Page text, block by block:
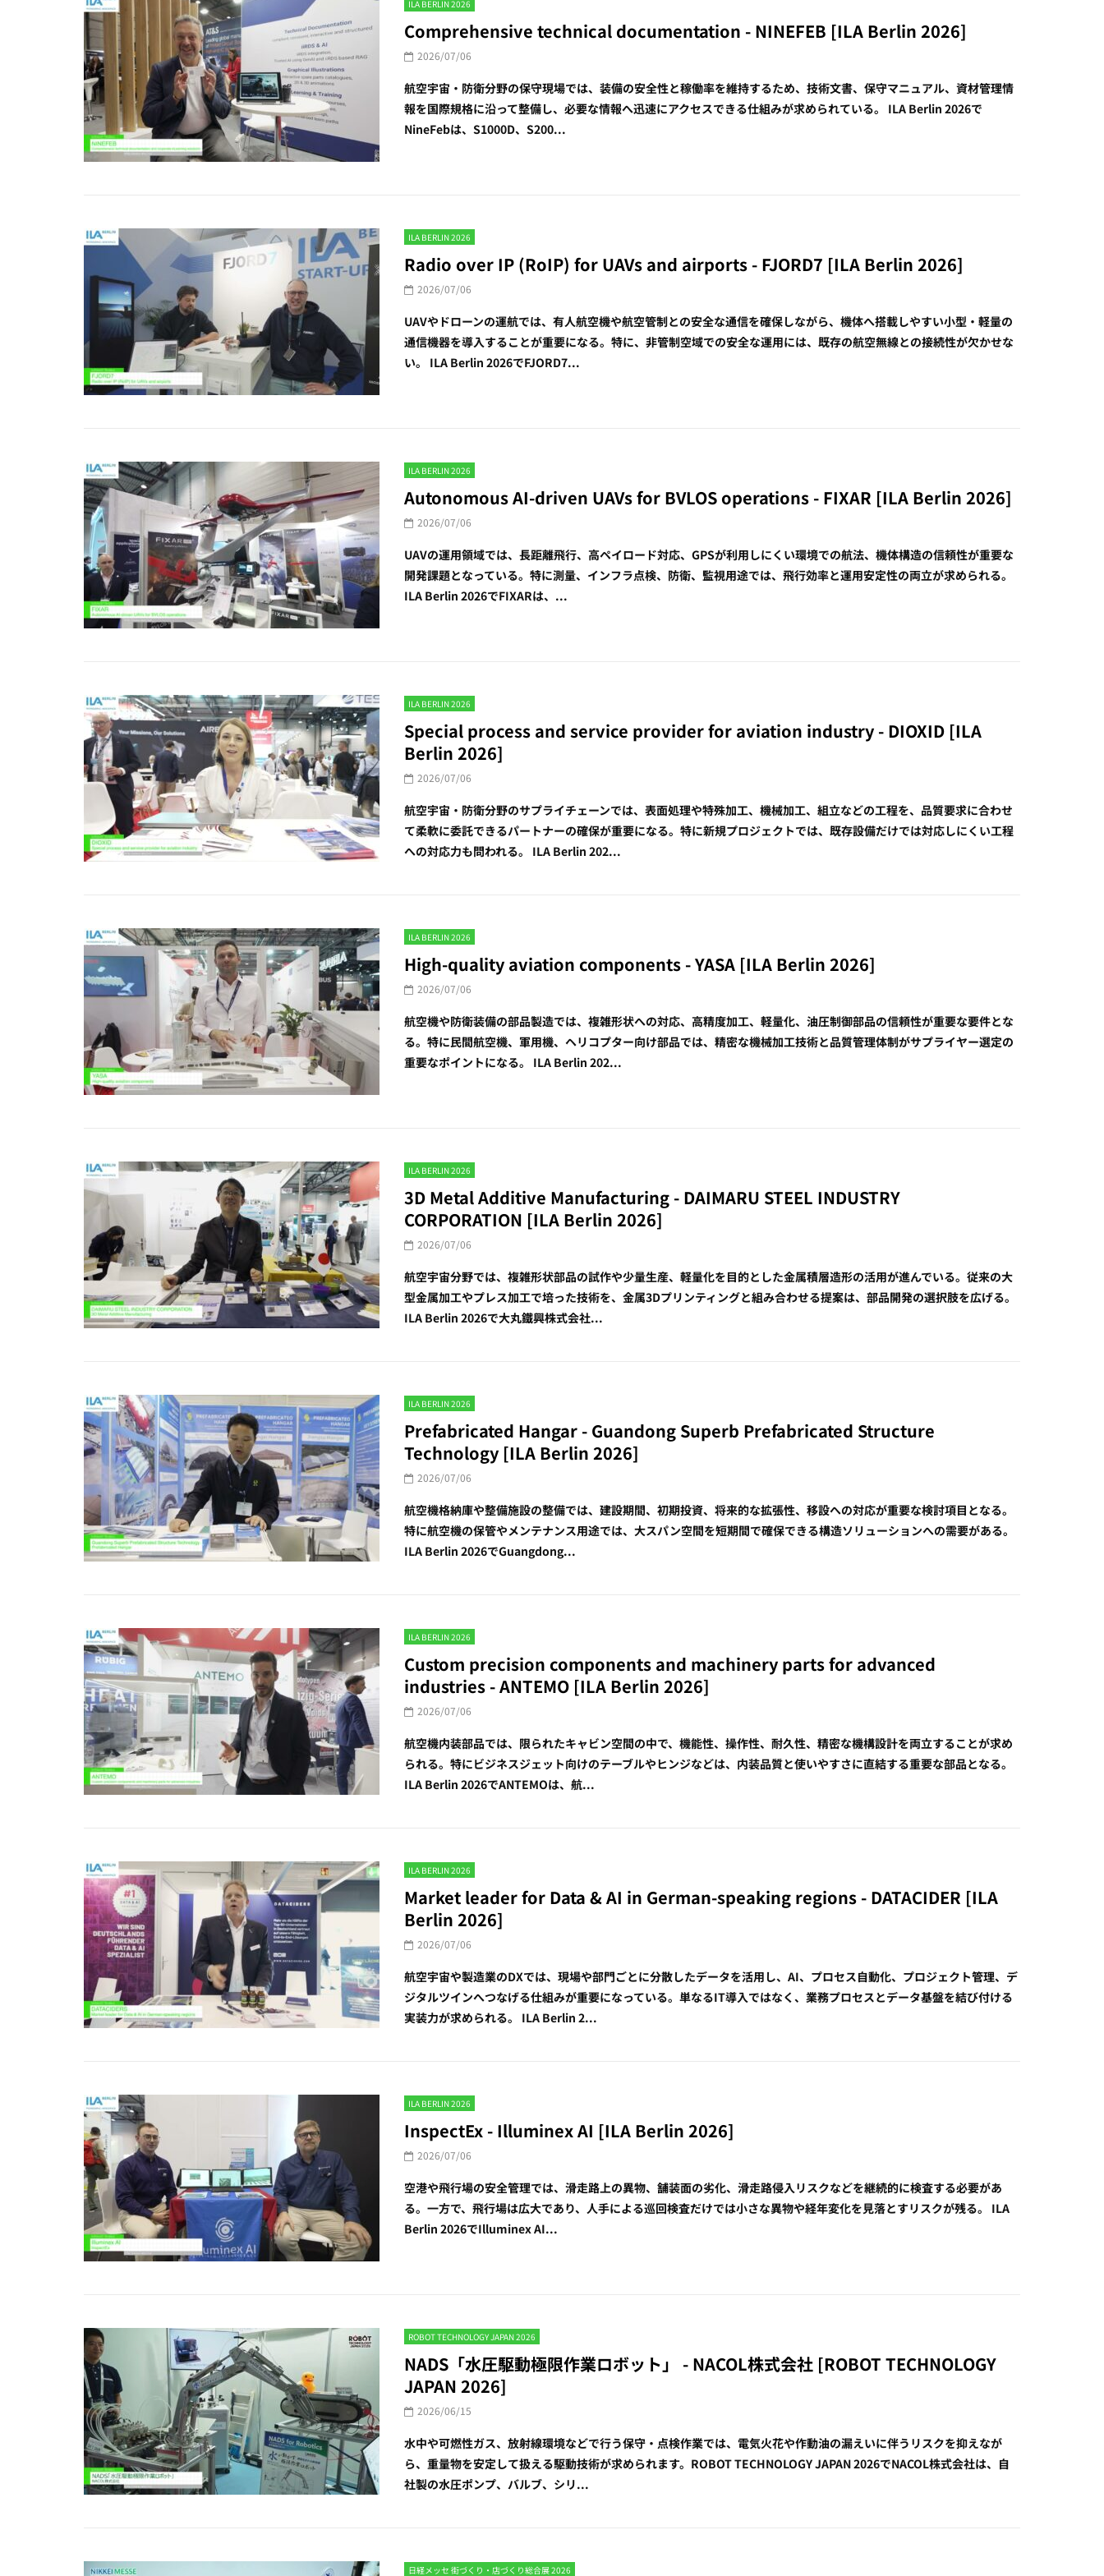
ILA BERLIN 2026
Comprehensive technical documentation - NINEFEB [ILA Berlin 2026]
2026/07/06
航空宇宙・防衛分野の保守現場では、装備の安全性と稼働率を維持するため、技術文書、保守マニュアル、資材管理情
報を国際規格に沿って整備し、必要な情報へ迅速にアクセスできる仕組みが求められている。 ILA Berlin 2026で
NineFebは、S1000D、S200...
ILA BERLIN 2026
Radio over IP (RoIP) for UAVs and airports - FJORD7 [ILA Berlin 2026]
2026/07/06
UAVやドローンの運航では、有人航空機や航空管制との安全な通信を確保しながら、機体へ搭載しやすい小型・軽量の
通信機器を導入することが重要になる。特に、非管制空域での安全な運用には、既存の航空無線との接続性が欠かせな
い。 ILA Berlin 2026でFJORD7...
ILA BERLIN 2026
Autonomous AI-driven UAVs for BVLOS operations - FIXAR [ILA Berlin 2026]
2026/07/06
UAVの運用領域では、長距離飛行、高ペイロード対応、GPSが利用しにくい環境での航法、機体構造の信頼性が重要な
開発課題となっている。特に測量、インフラ点検、防衛、監視用途では、飛行効率と運用安定性の両立が求められる。
ILA Berlin 2026でFIXARは、...
ILA BERLIN 2026
Special process and service provider for aviation industry - DIOXID [ILA
Berlin 2026]
2026/07/06
航空宇宙・防衛分野のサプライチェーンでは、表面処理や特殊加工、機械加工、組立などの工程を、品質要求に合わせ
て柔軟に委託できるパートナーの確保が重要になる。特に新規プロジェクトでは、既存設備だけでは対応しにくい工程
への対応力も問われる。 ILA Berlin 202...
ILA BERLIN 2026
High-quality aviation components - YASA [ILA Berlin 2026]
2026/07/06
航空機や防衛装備の部品製造では、複雑形状への対応、高精度加工、軽量化、油圧制御部品の信頼性が重要な要件とな
る。特に民間航空機、軍用機、ヘリコプター向け部品では、精密な機械加工技術と品質管理体制がサプライヤー選定の
重要なポイントになる。 ILA Berlin 202...
ILA BERLIN 2026
3D Metal Additive Manufacturing - DAIMARU STEEL INDUSTRY
CORPORATION [ILA Berlin 2026]
2026/07/06
航空宇宙分野では、複雑形状部品の試作や少量生産、軽量化を目的とした金属積層造形の活用が進んでいる。従来の大
型金属加工やプレス加工で培った技術を、金属3Dプリンティングと組み合わせる提案は、部品開発の選択肢を広げる。
ILA Berlin 2026で大丸鐵興株式会社...
ILA BERLIN 2026
Prefabricated Hangar - Guandong Superb Prefabricated Structure
Technology [ILA Berlin 2026]
2026/07/06
航空機格納庫や整備施設の整備では、建設期間、初期投資、将来的な拡張性、移設への対応が重要な検討項目となる。
特に航空機の保管やメンテナンス用途では、大スパン空間を短期間で確保できる構造ソリューションへの需要がある。
ILA Berlin 2026でGuangdong...
ILA BERLIN 2026
Custom precision components and machinery parts for advanced
industries - ANTEMO [ILA Berlin 2026]
2026/07/06
航空機内装部品では、限られたキャビン空間の中で、機能性、操作性、耐久性、精密な機構設計を両立することが求め
られる。特にビジネスジェット向けのテーブルやヒンジなどは、内装品質と使いやすさに直結する重要な部品となる。
ILA Berlin 2026でANTEMOは、航...
ILA BERLIN 2026
Market leader for Data & AI in German-speaking regions - DATACIDER [ILA
Berlin 2026]
2026/07/06
航空宇宙や製造業のDXでは、現場や部門ごとに分散したデータを活用し、AI、プロセス自動化、プロジェクト管理、デ
ジタルツインへつなげる仕組みが重要になっている。単なるIT導入ではなく、業務プロセスとデータ基盤を結び付ける
実装力が求められる。 ILA Berlin 2...
ILA BERLIN 2026
InspectEx - Illuminex AI [ILA Berlin 2026]
2026/07/06
空港や飛行場の安全管理では、滑走路上の異物、舗装面の劣化、滑走路侵入リスクなどを継続的に検査する必要があ
る。一方で、飛行場は広大であり、人手による巡回検査だけでは小さな異物や経年変化を見落とすリスクが残る。 ILA
Berlin 2026でIlluminex AI...
ROBOT TECHNOLOGY JAPAN 2026
NADS「水圧駆動極限作業ロボット」 - NACOL株式会社 [ROBOT TECHNOLOGY
JAPAN 2026]
2026/06/15
水中や可燃性ガス、放射線環境などで行う保守・点検作業では、電気火花や作動油の漏えいに伴うリスクを抑えなが
ら、重量物を安定して扱える駆動技術が求められます。ROBOT TECHNOLOGY JAPAN 2026でNACOL株式会社は、自
社製の水圧ポンプ、バルブ、シリ...
日経メッセ 街づくり・店づくり総合展 2026